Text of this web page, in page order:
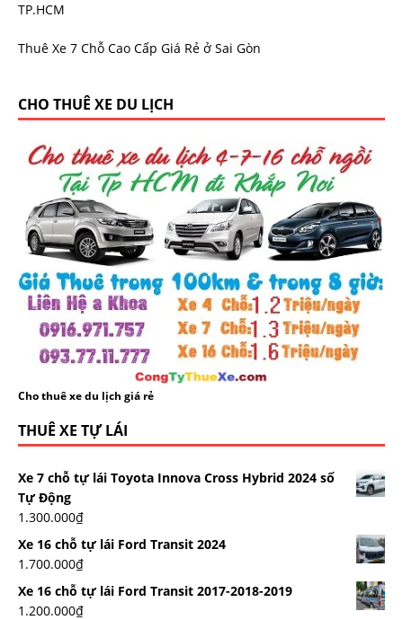
TP.HCM
Thuê Xe 7 Chỗ Cao Cấp Giá Rẻ ở Sai Gòn
CHO THUÊ XE DU LỊCH
Cho thuê xe du lịch giá rẻ
THUÊ XE TỰ LÁI
Xe 7 chỗ tự lái Toyota Innova Cross Hybrid 2024 số
Tự Động
1.300.000₫
Xe 16 chỗ tự lái Ford Transit 2024
1.700.000₫
Xe 16 chỗ tự lái Ford Transit 2017-2018-2019
1.200.000₫